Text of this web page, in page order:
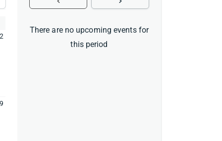
2
9
There are no upcoming events for
this period